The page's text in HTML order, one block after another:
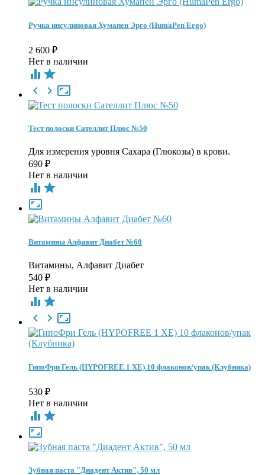
Ручка инсулиновая Хумапен Эрго (HumaPen Ergo)
2 600 ₽
Нет в наличии
 

 
Тест полоски Сателлит Плюс №50
Для измерения уровня Сахара (Глюкозы) в крови.
690 ₽
Нет в наличии
 

Витамины Алфавит Диабет №60
Витамины, Алфавит Диабет
540 ₽
Нет в наличии
 

 
ГипоФри Гель (HYPOFREE 1 ХЕ) 10 флаконов/упак (Клубника)
530 ₽
Нет в наличии
 

Зубная паста "Диадент Актив", 50 мл